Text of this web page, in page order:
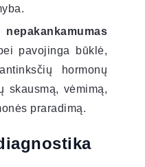
pavojinga būklė,
hormonų
skausmą, vėmimą,
praradimą.